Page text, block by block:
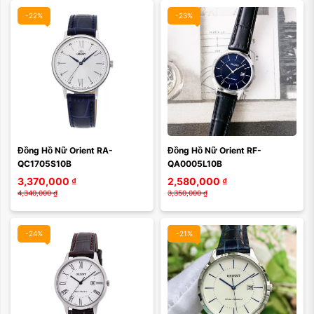
-22%
Đồng Hồ Nữ Orient RA-
QC1705S10B
3,370,000 ₫
4,340,000 ₫
-23%
Đồng Hồ Nữ Orient RF-
QA0005L10B
2,580,000 ₫
3,350,000 ₫
-24%
Màu mặt:
-21%
Màu mặt: